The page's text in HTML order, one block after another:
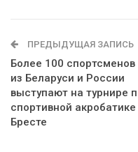
ПРЕДЫДУЩАЯ ЗАПИСЬ
Более 100 спортсменов
из Беларуси и России
выступают на турнире
спортивной акробатике
Бресте